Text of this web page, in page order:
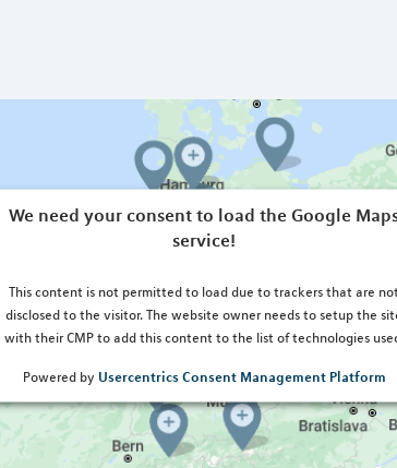
We need your consent to load the Google
service!
This content is not permitted to load due to trackers that are not
disclosed to the visitor. The website owner needs to setup the
with their CMP to add this content to the list of technologies
Powered by Usercentrics Consent Management Platform